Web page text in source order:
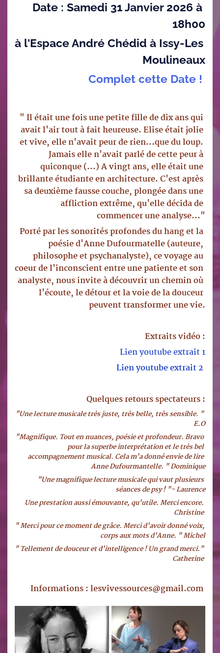
Date : Samedi 31 Janvier 2026 à
18h00
à l'Espace André Chédid à Issy-Les
Moulineaux
Complet cette Date !
" Il était une fois une petite fille de dix ans qui
avait l'air tout à fait heureuse. Elise était jolie
et vive, elle n'avait peur de rien...que du loup.
Jamais elle n'avait parlé de cette peur à
quiconque (...) A vingt ans, elle était une
brillante étudiante en architecture. C'est après
sa deuxième fausse couche, plongée dans une
affliction extrême, qu'elle décida de
commencer une analyse..."
Porté par les sonorités profondes du hang et la
poésie d'Anne Dufourmatelle (auteure,
philosophe et psychanalyste), ce voyage au
coeur de l'inconscient entre une patiente et son
analyste, nous invite à découvrir un chemin où
l'écoute, le détour et la voie de la douceur
peuvent transformer une vie.
Extraits vidéo :
Lien youtube extrait 1
Lien youtube extrait 2
Quelques retours spectateurs :
"Une lecture musicale très juste, très belle, très sensible. "
E.O
"Magnifique. Tout en nuances, poésie et profondeur. Bravo
pour la superbe interprétation et le très bel
accompagnement musical. Cela m'a donné envie de lire
Anne Dufourmantelle. " Dominique
"Une magnifique lecture musicale qui vaut plusieurs
séances de psy ! "- Laurence
Une prestation aussi émouvante, qu'utile. Merci encore.
Christine
" Merci pour ce moment de grâce. Merci d'avoir donné voix,
corps aux mots d'Anne. " Michel
" Tellement de douceur et d'intelligence ! Un grand merci."
Catherine
Informations : lesvivessources@gmail.com